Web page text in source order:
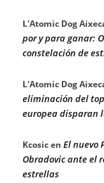
L'Atomic Dog
por y para ganar:
constelación de
L'Atomic Dog
eliminación del
europea disparan
Kcosicen El nuevo
Obradovic ante el
estrellas